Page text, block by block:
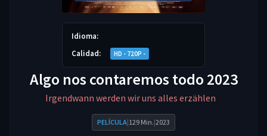
Idioma:
Calidad:
HD - 720P -
Algo nos contaremos todo 2023
Irgendwann werden wir uns alles erzählen
PELÍCULA|129 Min.|2023